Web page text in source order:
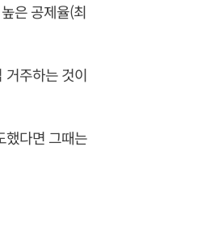
은 공제율(최
주하는 것이
했다면 그때는